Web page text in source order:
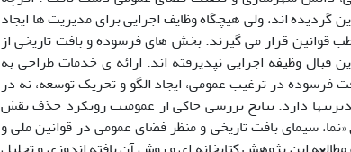
اند، ولی هیچگاه وظایف اجرایی برای مدیریت ها ایجاد
قوانین قرار می گیرند. بخش های فرسوده و بافت تاریخی از
قبال وظیفه اجرایی نپذیرفته اند. ارائه ی خدمات طراحی به
فرسوده در ترغیب عمومی، ایجاد الگو و تحریک توسعه، نه در
دارد. نتایج بررسی حاکی از عمومیت رویکرد حذف نقش
سیمای بافت تاریخی و منظر فضای عمومی در قوانین ملی و